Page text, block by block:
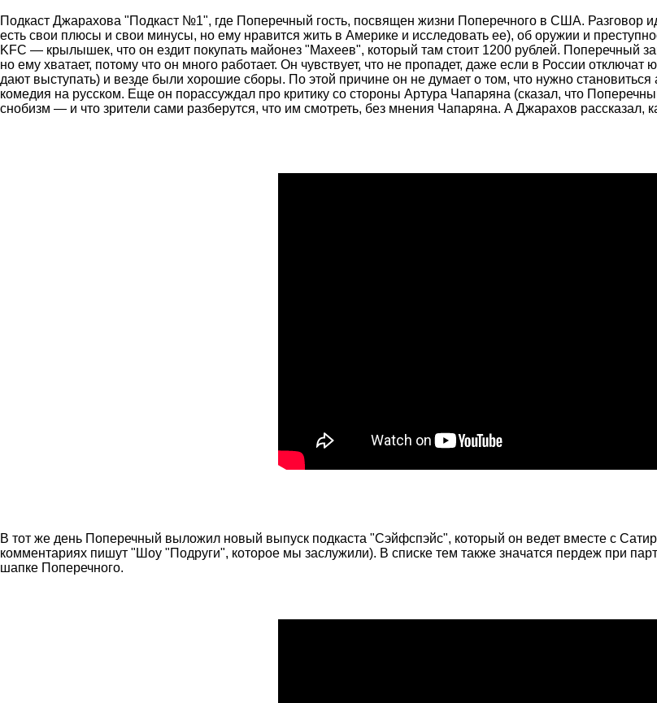
Подкаст Джарахова "Подкаст №1", где Поперечный гость, посвящен жизни Поперечного в США. Разговор
есть свои плюсы и свои минусы, но ему нравится жить в Америке и исследовать ее), об оружии и
KFC — крылышек, что он ездит покупать майонез "Махеев", который там стоит 1200 рублей. Поперечный
но ему хватает, потому что он много работает. Он чувствует, что не пропадет, даже если в России
дают выступать) и везде были хорошие сборы. По этой причине он не думает о том, что нужно
комедия на русском. Еще он порассуждал про критику со стороны Артура Чапаряна (сказал, что
снобизм — и что зрители сами разберутся, что им смотреть, без мнения Чапаряна. А Джарахов рассказал,
В тот же день Поперечный выложил новый выпуск подкаста "Сэйфспэйс", который он ведет вместе с
комментариях пишут "Шоу "Подруги", которое мы заслужили). В списке тем также значатся пердеж при
шапке Поперечного.